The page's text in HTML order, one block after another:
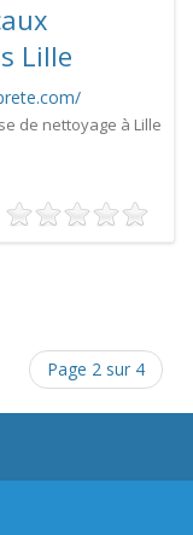
Lille
de nettoyage à Lille
Page 2 sur 4